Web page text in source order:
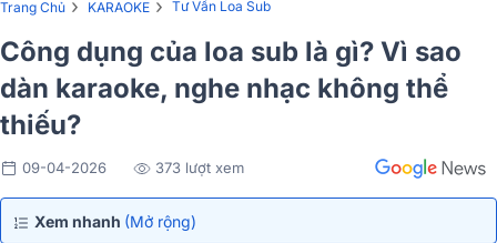
Trang Chủ › KARAOKE › Tư Vấn Loa Sub
Công dụng của loa sub là gì? Vì sao
dàn karaoke, nghe nhạc không thể
thiếu?
09-04-2026 373 lượt xem
Xem nhanh (Mở rộng)